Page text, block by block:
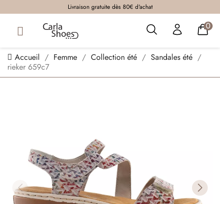
Livraison gratuite dès 80€ d'achat
0
Accueil Femme Collection été
Sandales été
rieker 659c7